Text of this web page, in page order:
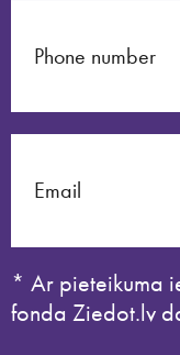
* Ar pieteikuma
fonda Ziedot.lv